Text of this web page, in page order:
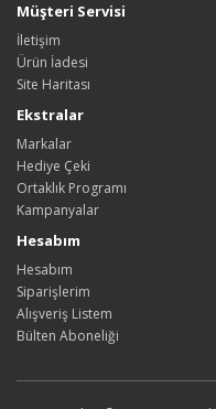
Müşteri Servisi
İletişim
Ürün İadesi
Site Haritası
Ekstralar
Markalar
Hediye Çeki
Ortaklık Programı
Kampanyalar
Hesabım
Hesabım
Siparişlerim
Alışveriş Listem
Bülten Aboneliği